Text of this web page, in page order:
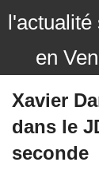
l'actualité
en
Xavier
dans le
seconde